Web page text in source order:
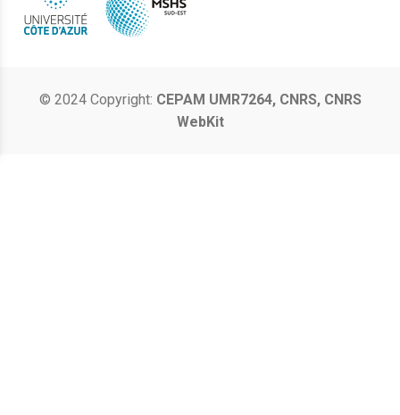
© 2024 Copyright: CEPAM UMR7264, CNRS, CNRS
WebKit